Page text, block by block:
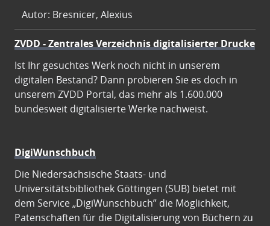
Autor: Bresnicer, Alexius
ZVDD - Zentrales Verzeichnis digitalisierter Drucke
Ist Ihr gesuchtes Werk noch nicht in unserem
digitalen Bestand? Dann probieren Sie es doch in
unserem ZVDD Portal, das mehr als 1.600.000
bundesweit digitalisierte Werke nachweist.
DigiWunschbuch
Die Niedersächsische Staats- und
Universitätsbibliothek Göttingen (SUB) bietet mit
dem Service „DigiWunschbuch” die Möglichkeit,
Patenschaften für die Digitalisierung von Büchern zu